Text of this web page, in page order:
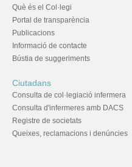
Què és el Col·legi
Portal de transparència
Publicacions
Informació de contacte
Bústia de suggeriments
Ciutadans
Consulta de col·legiació infermera
Consulta d'infermeres amb DACS
Registre de societats
Queixes, reclamacions i denúncies